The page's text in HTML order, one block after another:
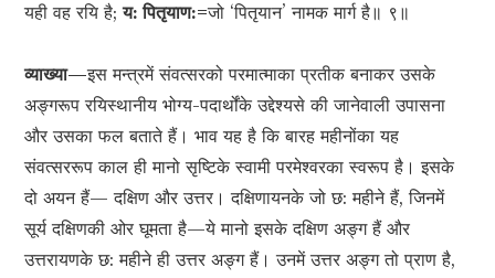
यही वह रयि है;य: पितृयाण:=जो ‘पितृयान’ नामक मार्ग है॥ ९॥
व्याख्या—इस मन्त्रमें संवत्सरको परमात्माका प्रतीक बनाकर उसके
अङ्गरूप रयिस्थानीय भोग्य-पदार्थोंके उद्देश्यसे की जानेवाली उपासना
और उसका फल बताते हैं। भाव यह है कि बारह महीनोंका यह
संवत्सररूप काल ही मानो सृष्टिके स्वामी परमेश्वरका स्वरूप है। इसके
दो अयन हैं— दक्षिण और उत्तर। दक्षिणायनके जो छ: महीने हैं, जिनमें
सूर्य दक्षिणकी ओर घूमता है—ये मानो इसके दक्षिण अङ्ग हैं और
उत्तरायणके छ: महीने ही उत्तर अङ्ग हैं। उनमें उत्तर अङ्ग तो प्राण है,